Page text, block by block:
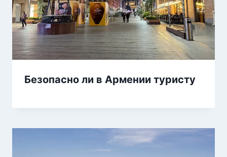
Безопасно ли в Армении туристу